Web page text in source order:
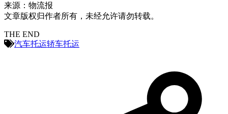
来源：物流报
文章版权归作者所有，未经允许请勿转载。
THE END
汽车托运轿车托运